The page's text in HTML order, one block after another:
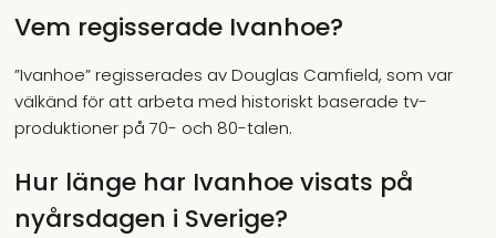
Vem regisserade Ivanhoe?
”Ivanhoe” regisserades av Douglas Camfield, som var
välkänd för att arbeta med historiskt baserade tv-
produktioner på 70- och 80-talen.
Hur länge har Ivanhoe visats på
nyårsdagen i Sverige?